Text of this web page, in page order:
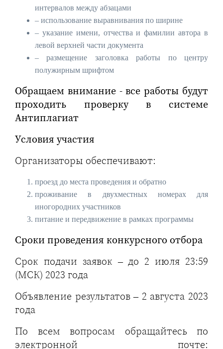
интервалов между абзацами
– использование выравнивания по ширине
– указание имени, отчества и фамилии автора в
левой верхней части документа
– размещение заголовка работы по центру
полужирным шрифтом
Обращаем внимание - все работы будут
проходить проверку в системе
Антиплагиат
Условия участия
Организаторы обеспечивают:
проезд до места проведения и обратно
проживание в двухместных номерах для
иногородних участников
питание и передвижение в рамках программы
Сроки проведения конкурсного отбора
Срок подачи заявок – до 2 июля 23:59
(МСК) 2023 года
Объявление результатов – 2 августа 2023
года
По всем вопросам обращайтесь по
электронной почте: